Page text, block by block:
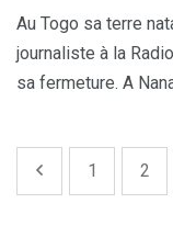
Au Togo sa terre
journaliste à la
sa fermeture. A
1 2